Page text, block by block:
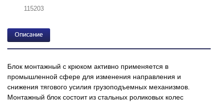
115203
Описание
Блок монтажный с крюком активно применяется в
промышленной сфере для изменения направления и
снижения тягового усилия грузоподъемных механизмов.
Монтажный блок состоит из стальных роликовых колес